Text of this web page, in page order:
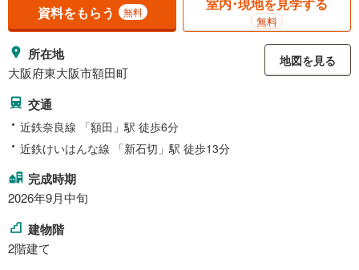
資料をもらう 無料 室内･現地を見学する
無料
所在地
大阪府東大阪市額田町
地図を見る
交通
近鉄奈良線 「額田」駅 徒歩6分
近鉄けいはんな線 「新石切」駅 徒歩13分
完成時期
2026年9月中旬
建物階
2階建て